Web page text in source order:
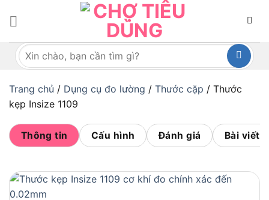
dungTìm
kiếm:
Trang chủ / Dụng cụ đo lường / Thước cặp / Thước
kẹp Insize 1109
Thông tin Cấu hình Đánh giá Bài viết